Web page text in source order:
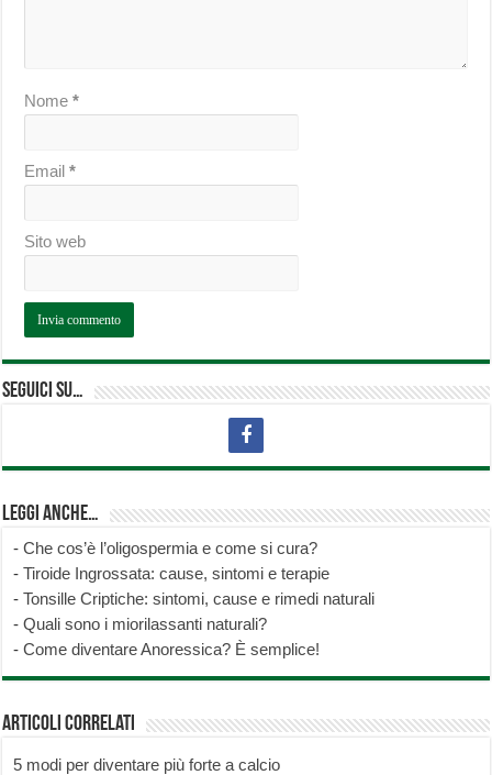
Nome*
Email*
Sito web
Seguici su…
Leggi anche…
-Che cos’è l’oligospermia e come si cura?
-Tiroide Ingrossata: cause, sintomi e terapie
-Tonsille Criptiche: sintomi, cause e rimedi naturali
-Quali sono i miorilassanti naturali?
-Come diventare Anoressica? È semplice!
Articoli correlati
5 modi per diventare più forte a calcio